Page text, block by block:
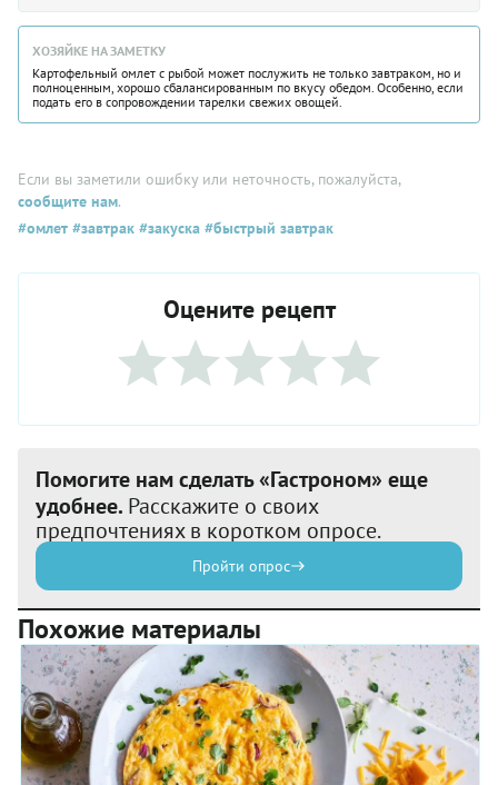
ХОЗЯЙКЕ НА ЗАМЕТКУ
Картофельный омлет с рыбой может послужить не только завтраком, но и
полноценным, хорошо сбалансированным по вкусу обедом. Особенно, если
подать его в сопровождении тарелки свежих овощей.
Если вы заметили ошибку или неточность, пожалуйста,
сообщите нам.
#омлет #завтрак #закуска #быстрый завтрак
Оцените рецепт
Помогите нам сделать «Гастроном» еще
удобнее. Расскажите о своих
предпочтениях в коротком опросе.
Пройти опрос
Похожие материалы